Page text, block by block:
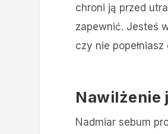
chroni ją przed
zapewnić. Jesteś
czy nie
Nawilżenie
Nadmiar sebum